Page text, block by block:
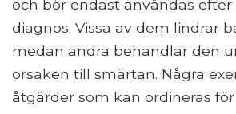
och bör endast användas
diagnos. Vissa av dem lindrar
medan andra behandlar den
orsaken till smärtan. Några
åtgärder som kan ordineras